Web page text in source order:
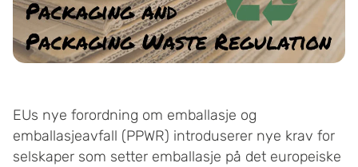
EUs nye forordning om emballasje og
emballasjeavfall (PPWR) introduserer nye krav for
selskaper som setter emballasje på det europeiske